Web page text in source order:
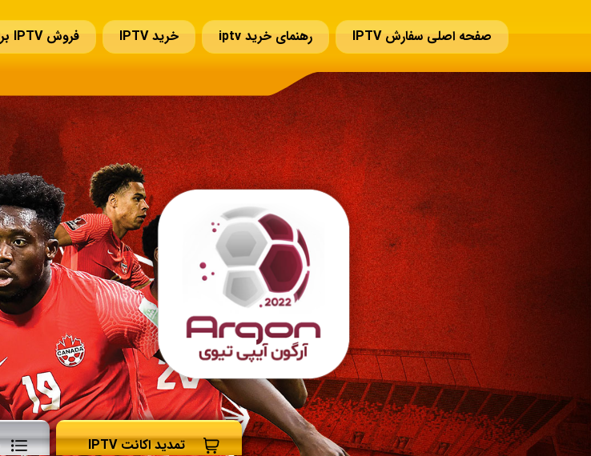
صفحه اصلی سفارش IPTV رهنمای خرید iptv خرید IPTV فروش IPTV برای ساکنین خارج
سوالات قبل از خرید IPTV تمدید IPTV
تمدید اکانت IPTV